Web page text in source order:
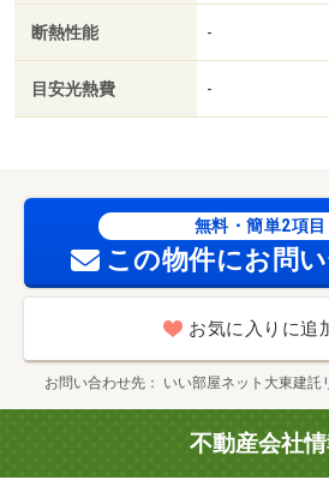
断熱性能 -
目安光熱費 -
無料・簡単2項目
この物件にお問
お気に入りに追
お問い合わせ先 いい部屋ネット大東建託
不動産会社